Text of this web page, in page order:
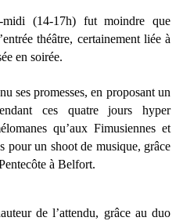
midi (14-17h) fut moindre que
théâtre, certainement liée à
en soirée.
ses promesses, en proposant un
ces quatre jours hyper
qu’aux Fimusiennes et
pour un shoot de musique, grâce
à Belfort.
de l’attendu, grâce au duo